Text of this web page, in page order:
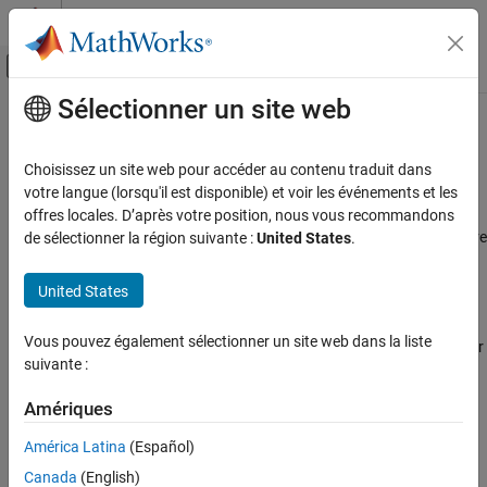
Passer au contenu
Activer/désactiver l'affichage du menu
Accueil de la documentation
Simulink Supported Hardware
Arduino Hardware
Peripherals
CAN
CAN Bus Speed (kBit/s)
ON THIS PAGE
Settings
Programmatic Use
Version History
Contenu principal
CAN Bus Speed (kBit/s)
Speed at which messages are transmitted
Model Configuration Pane:Hardware Implementation / Hardware
Description
Select the speed at which messages are transmitted in kilo bits per
second.
Settings
500|5 |10|20 |40|50|80
Default: 500
Sélectionner un site web
Choisissez un site web pour accéder au contenu traduit dans
votre langue (lorsqu'il est disponible) et voir les événements et les
offres locales. D’après votre position, nous vous recommandons
de sélectionner la région suivante :United States.
United States
Vous pouvez également sélectionner un site web dans la liste
suivante :
Amériques
América Latina (Español)
Canada (English)